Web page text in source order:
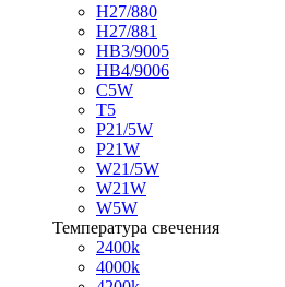
H27/880
H27/881
HB3/9005
HB4/9006
C5W
T5
P21/5W
P21W
W21/5W
W21W
W5W
Температура свечения
2400k
4000k